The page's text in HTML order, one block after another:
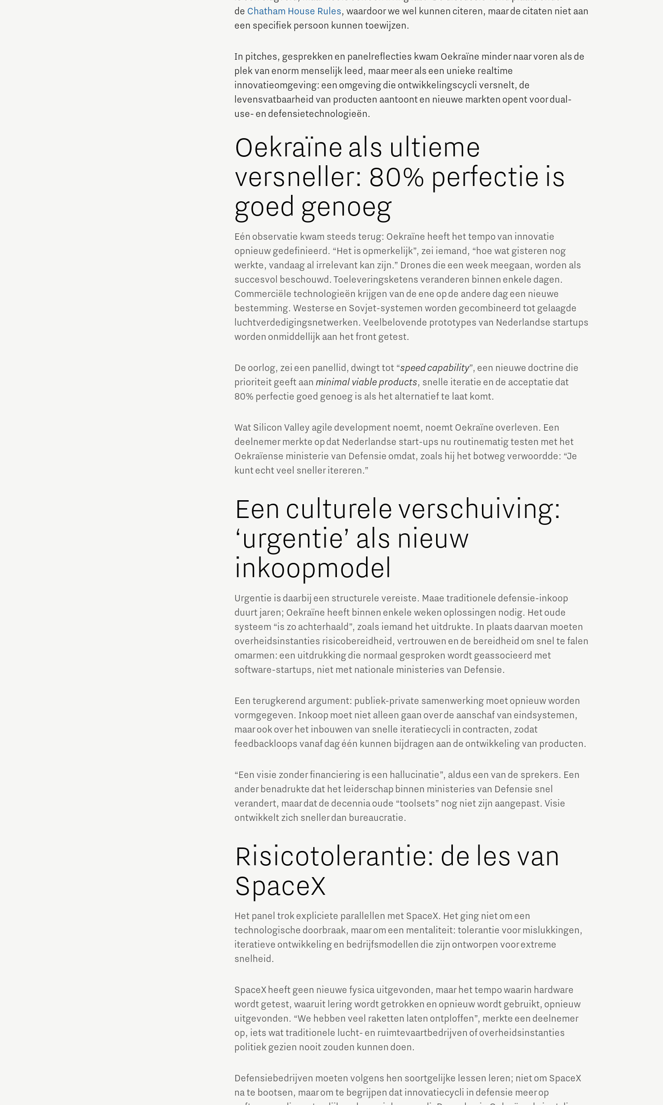
de Chatham House Rules, waardoor we wel kunnen citeren, maar de citaten niet aan
een specifiek persoon kunnen toewijzen.
In pitches, gesprekken en panelreflecties kwam Oekraïne minder naar voren als de
plek van enorm menselijk leed, maar meer als een unieke realtime
innovatieomgeving: een omgeving die ontwikkelingscycli versnelt, de
levensvatbaarheid van producten aantoont en nieuwe markten opent voor dual-
use- en defensietechnologieën.
Oekraïne als ultieme
versneller: 80% perfectie is
goed genoeg
Eén observatie kwam steeds terug: Oekraïne heeft het tempo van innovatie
opnieuw gedefinieerd. “Het is opmerkelijk”, zei iemand, “hoe wat gisteren nog
werkte, vandaag al irrelevant kan zijn.” Drones die een week meegaan, worden als
succesvol beschouwd. Toeleveringsketens veranderen binnen enkele dagen.
Commerciële technologieën krijgen van de ene op de andere dag een nieuwe
bestemming. Westerse en Sovjet-systemen worden gecombineerd tot gelaagde
luchtverdedigingsnetwerken. Veelbelovende prototypes van Nederlandse startups
worden onmiddellijk aan het front getest.
De oorlog, zei een panellid, dwingt tot “speed capability”, een nieuwe doctrine die
prioriteit geeft aan minimal viable products, snelle iteratie en de acceptatie dat
80% perfectie goed genoeg is als het alternatief te laat komt.
Wat Silicon Valley agile development noemt, noemt Oekraïne overleven. Een
deelnemer merkte op dat Nederlandse start-ups nu routinematig testen met het
Oekraïense ministerie van Defensie omdat, zoals hij het botweg verwoordde: “Je
kunt echt veel sneller itereren.”
Een culturele verschuiving:
‘urgentie’ als nieuw
inkoopmodel
Urgentie is daarbij een structurele vereiste. Maae traditionele defensie-inkoop
duurt jaren; Oekraïne heeft binnen enkele weken oplossingen nodig. Het oude
systeem “is zo achterhaald”, zoals iemand het uitdrukte. In plaats daarvan moeten
overheidsinstanties risicobereidheid, vertrouwen en de bereidheid om snel te falen
omarmen: een uitdrukking die normaal gesproken wordt geassocieerd met
software-startups, niet met nationale ministeries van Defensie.
Een terugkerend argument: publiek-private samenwerking moet opnieuw worden
vormgegeven. Inkoop moet niet alleen gaan over de aanschaf van eindsystemen,
maar ook over het inbouwen van snelle iteratiecycli in contracten, zodat
feedbackloops vanaf dag één kunnen bijdragen aan de ontwikkeling van producten.
“Een visie zonder financiering is een hallucinatie”, aldus een van de sprekers. Een
ander benadrukte dat het leiderschap binnen ministeries van Defensie snel
verandert, maar dat de decennia oude “toolsets” nog niet zijn aangepast. Visie
ontwikkelt zich sneller dan bureaucratie.
Risicotolerantie: de les van
SpaceX
Het panel trok expliciete parallellen met SpaceX. Het ging niet om een
technologische doorbraak, maar om een mentaliteit: tolerantie voor mislukkingen,
iteratieve ontwikkeling en bedrijfsmodellen die zijn ontworpen voor extreme
snelheid.
SpaceX heeft geen nieuwe fysica uitgevonden, maar het tempo waarin hardware
wordt getest, waaruit lering wordt getrokken en opnieuw wordt gebruikt, opnieuw
uitgevonden. “We hebben veel raketten laten ontploffen”, merkte een deelnemer
op, iets wat traditionele lucht- en ruimtevaartbedrijven of overheidsinstanties
politiek gezien nooit zouden kunnen doen.
Defensiebedrijven moeten volgens hen soortgelijke lessen leren; niet om SpaceX
na te bootsen, maar om te begrijpen dat innovatiecycli in defensie meer op